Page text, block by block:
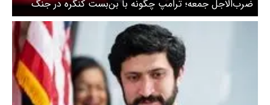
ضرب‌الاجل جمعه؛ ترامپ چگونه با بن‌بست کنگره در جنگ
ایران روبرو می‌شود؟